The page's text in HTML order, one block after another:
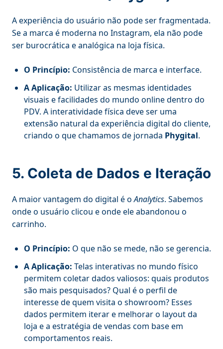
A experiência do usuário não pode ser fragmentada.
Se a marca é moderna no Instagram, ela não pode
ser burocrática e analógica na loja física.
O Princípio: Consistência de marca e interface.
A Aplicação: Utilizar as mesmas identidades
visuais e facilidades do mundo online dentro do
PDV. A interatividade física deve ser uma
extensão natural da experiência digital do cliente,
criando o que chamamos de jornada Phygital.
5. Coleta de Dados e Iteração
A maior vantagem do digital é oAnalytics. Sabemos
onde o usuário clicou e onde ele abandonou o
carrinho.
O Princípio: O que não se mede, não se gerencia.
A Aplicação: Telas interativas no mundo físico
permitem coletar dados valiosos: quais produtos
são mais pesquisados? Qual é o perfil de
interesse de quem visita o showroom? Esses
dados permitem iterar e melhorar o layout da
loja e a estratégia de vendas com base em
comportamentos reais.